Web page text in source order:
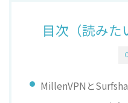
目次（読みた
MillenVPNと